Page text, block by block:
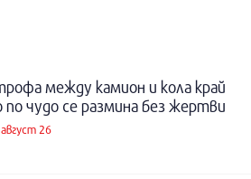
между камион и кола край
по чудо се размина без жертви
26